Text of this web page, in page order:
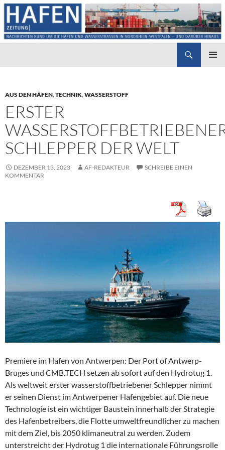
AUS DEN HÄFEN,TECHNIK,WASSERSTOFF
ERSTER
SCHLEPPER DER WELT
DEZEMBER 13, 2023 AF-REDAKTEUR
SCHREIBE EINEN
KOMMENTAR
Premiere im Hafen von Antwerpen: Der Port of Antwerp-
Bruges und CMB.TECH setzen ab sofort auf den Hydrotug 1.
Als weltweit erster wasserstoffbetriebener Schlepper nimmt
er seinen Dienst im Antwerpener Hafengebiet auf. Die neue
Technologie ist ein wichtiger Baustein innerhalb der Strategie
des Hafenbetreibers, die Flotte umweltfreundlicher zu machen
mit dem Ziel, bis 2050 klimaneutral zu werden. Zudem
unterstreicht der Hydrotug 1 die internationale Führungsrolle